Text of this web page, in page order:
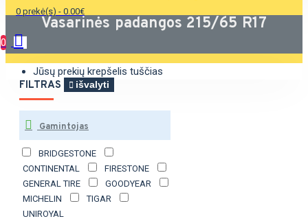
0 prekė(s) - 0.00€
0
Jūsų prekių krepšelis tuščias
Vasarinės padangos 215/65 R17
FILTRAS išvalyti
Gamintojas
BRIDGESTONE
CONTINENTAL
FIRESTONE
GENERAL TIRE
GOODYEAR
MICHELIN
TIGAR
UNIROYAL